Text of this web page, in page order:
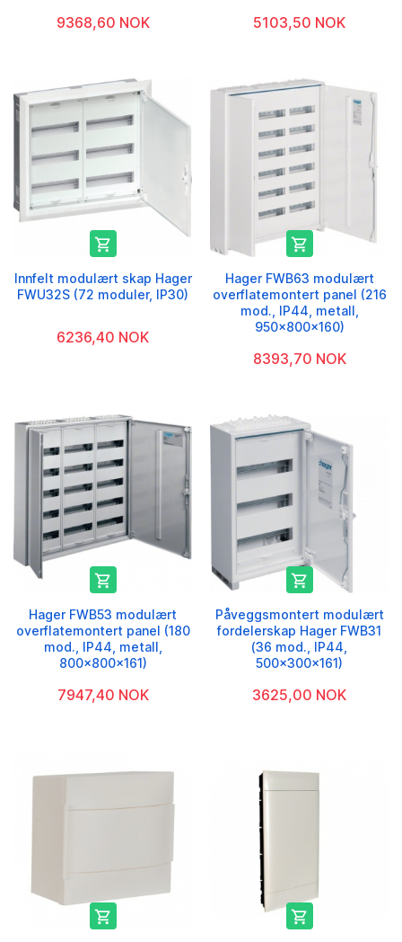
9368,60 NOK 5103,50 NOK

Innfelt modulært skap Hager
FWU32S (72 moduler, IP30)
6236,40 NOK

Hager FWB63 modulært
overflatemontert panel (216
mod., IP44, metall,
950x800x160)
8393,70 NOK

Hager FWB53 modulært
overflatemontert panel (180
mod., IP44, metall,
800x800x161)
7947,40 NOK

Påveggsmontert modulært
fordelerskap Hager FWB31
(36 mod., IP44,
500x300x161)
3625,00 NOK
 